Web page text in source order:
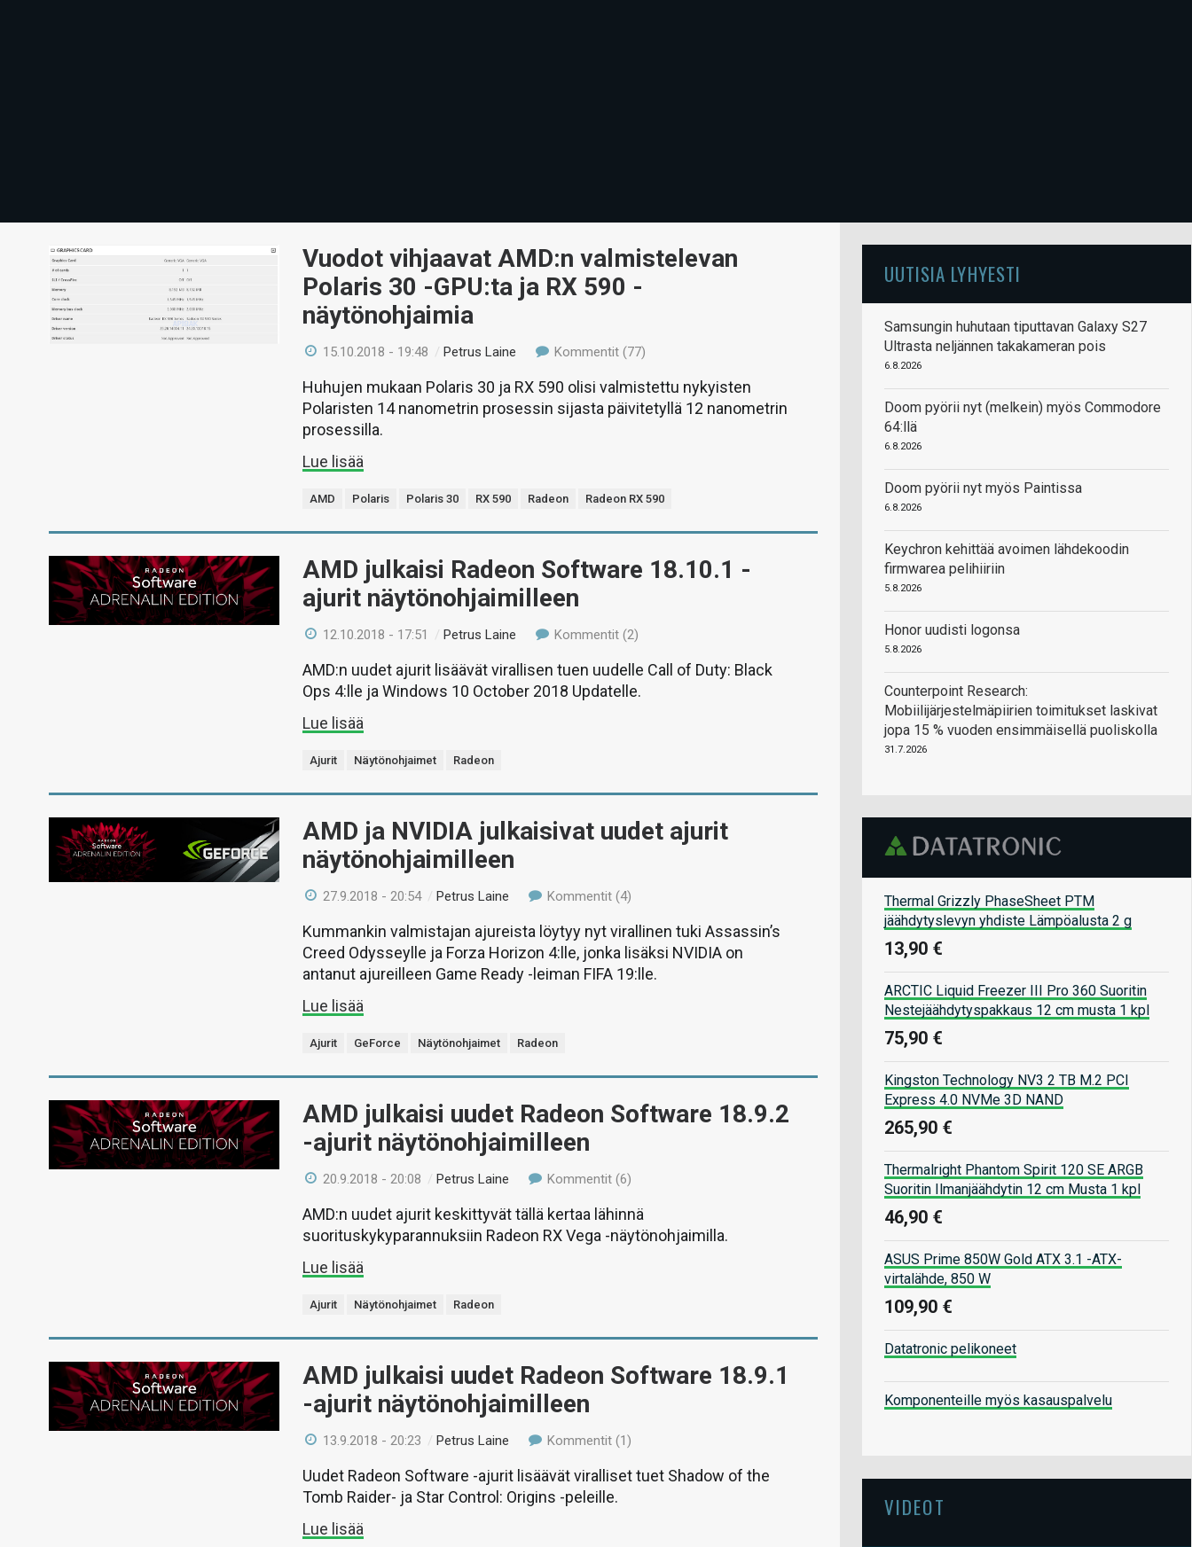
Vuodot vihjaavat AMD:n valmistelevan
Polaris 30 -GPU:ta ja RX 590 -
näytönohjaimia
15.10.2018 - 19:48 /Petrus Laine Kommentit (77)
Huhujen mukaan Polaris 30 ja RX 590 olisi valmistettu nykyisten
Polaristen 14 nanometrin prosessin sijasta päivitetyllä 12 nanometrin
prosessilla.
Lue lisää
AMD Polaris Polaris 30 RX 590 Radeon Radeon RX 590
AMD julkaisi Radeon Software 18.10.1 -
ajurit näytönohjaimilleen
12.10.2018 - 17:51 /Petrus Laine Kommentit (2)
AMD:n uudet ajurit lisäävät virallisen tuen uudelle Call of Duty: Black
Ops 4:lle ja Windows 10 October 2018 Updatelle.
Lue lisää
Ajurit Näytönohjaimet Radeon
AMD ja NVIDIA julkaisivat uudet ajurit
näytönohjaimilleen
27.9.2018 - 20:54 /Petrus Laine Kommentit (4)
Kummankin valmistajan ajureista löytyy nyt virallinen tuki Assassin’s
Creed Odysseylle ja Forza Horizon 4:lle, jonka lisäksi NVIDIA on
antanut ajureilleen Game Ready -leiman FIFA 19:lle.
Lue lisää
Ajurit GeForce Näytönohjaimet Radeon
AMD julkaisi uudet Radeon Software 18.9.2
-ajurit näytönohjaimilleen
20.9.2018 - 20:08 /Petrus Laine Kommentit (6)
AMD:n uudet ajurit keskittyvät tällä kertaa lähinnä
suorituskykyparannuksiin Radeon RX Vega -näytönohjaimilla.
Lue lisää
Ajurit Näytönohjaimet Radeon
AMD julkaisi uudet Radeon Software 18.9.1
-ajurit näytönohjaimilleen
13.9.2018 - 20:23 /Petrus Laine Kommentit (1)
Uudet Radeon Software -ajurit lisäävät viralliset tuet Shadow of the
Tomb Raider- ja Star Control: Origins -peleille.
Lue lisää
UUTISIA LYHYESTI
Samsungin huhutaan tiputtavan Galaxy S27
Ultrasta neljännen takakameran pois
6.8.2026
Doom pyörii nyt (melkein) myös Commodore
64:llä
6.8.2026
Doom pyörii nyt myös Paintissa
6.8.2026
Keychron kehittää avoimen lähdekoodin
firmwarea pelihiiriin
5.8.2026
Honor uudisti logonsa
5.8.2026
Counterpoint Research:
Mobiilijärjestelmäpiirien toimitukset laskivat
jopa 15 % vuoden ensimmäisellä puoliskolla
31.7.2026
Thermal Grizzly PhaseSheet PTM
jäähdytyslevyn yhdiste Lämpöalusta 2 g
13,90 €
ARCTIC Liquid Freezer III Pro 360 Suoritin
Nestejäähdytyspakkaus 12 cm musta 1 kpl
75,90 €
Kingston Technology NV3 2 TB M.2 PCI
Express 4.0 NVMe 3D NAND
265,90 €
Thermalright Phantom Spirit 120 SE ARGB
Suoritin Ilmanjäähdytin 12 cm Musta 1 kpl
46,90 €
ASUS Prime 850W Gold ATX 3.1 -ATX-
virtalähde, 850 W
109,90 €
Datatronic pelikoneet
Komponenteille myös kasauspalvelu
VIDEOT